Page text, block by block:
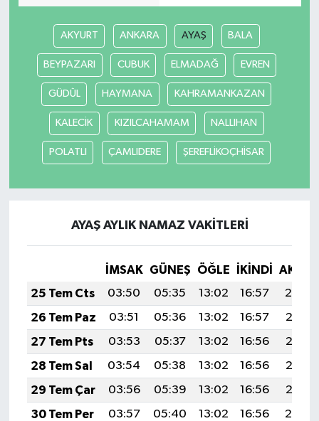
AKYURT ANKARA AYAŞ BALA
BEYPAZARI CUBUK ELMADAĞ EVREN
GÜDÜL HAYMANA KAHRAMANKAZAN
KALECİK KIZILCAHAMAM NALLIHAN
POLATLI ÇAMLIDERE ŞEREFLİKOÇHİSAR
AYAŞ AYLIK NAMAZ VAKITLERI
İMSAK GÜNEŞ ÖĞLE İKINDI
25 Tem Cts
03:50 05:35 13:02 16:57
20:19
26 Tem Paz
03:51 05:36 13:02 16:57
20:18
27 Tem Pts
03:53 05:37 13:02 16:56
20:17
28 Tem Sal
03:54 05:38 13:02 16:56
20:16
29 Tem Çar
03:56 05:39 13:02 16:56
20:15
30 Tem Per
03:57 05:40 13:02 16:56
20:14
Yerel Yönetimler
DÜNYA
YEREL